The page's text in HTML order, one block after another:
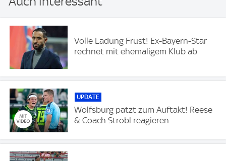
Volle Ladung Frust! Ex-Bayern-Star
rechnet mit ehemaligem Klub ab
UPDATE
Wolfsburg patzt zum Auftakt! Reese
& Coach Strobl reagieren